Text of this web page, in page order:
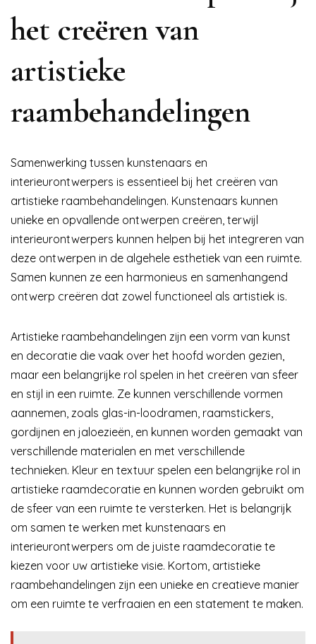
het creëren van
artistieke
raambehandelingen
Samenwerking tussen kunstenaars en
interieurontwerpers is essentieel bij het creëren van
artistieke raambehandelingen. Kunstenaars kunnen
unieke en opvallende ontwerpen creëren, terwijl
interieurontwerpers kunnen helpen bij het integreren van
deze ontwerpen in de algehele esthetiek van een ruimte.
Samen kunnen ze een harmonieus en samenhangend
ontwerp creëren dat zowel functioneel als artistiek is.
Artistieke raambehandelingen zijn een vorm van kunst
en decoratie die vaak over het hoofd worden gezien,
maar een belangrijke rol spelen in het creëren van sfeer
en stijl in een ruimte. Ze kunnen verschillende vormen
aannemen, zoals glas-in-loodramen, raamstickers,
gordijnen en jaloezieën, en kunnen worden gemaakt van
verschillende materialen en met verschillende
technieken. Kleur en textuur spelen een belangrijke rol in
artistieke raamdecoratie en kunnen worden gebruikt om
de sfeer van een ruimte te versterken. Het is belangrijk
om samen te werken met kunstenaars en
interieurontwerpers om de juiste raamdecoratie te
kiezen voor uw artistieke visie. Kortom, artistieke
raambehandelingen zijn een unieke en creatieve manier
om een ruimte te verfraaien en een statement te maken.